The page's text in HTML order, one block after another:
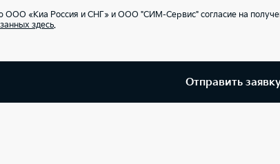
ООО «Киа Россия и СНГ» и ООО "СИМ-Сервис" согласие на
здесь.
Отправить